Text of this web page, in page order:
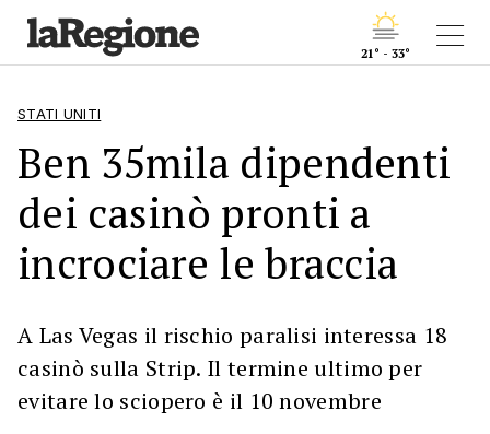
21° - 33°
STATI UNITI
Ben 35mila dipendenti
dei casinò pronti a
incrociare le braccia
A Las Vegas il rischio paralisi interessa 18
casinò sulla Strip. Il termine ultimo per
evitare lo sciopero è il 10 novembre